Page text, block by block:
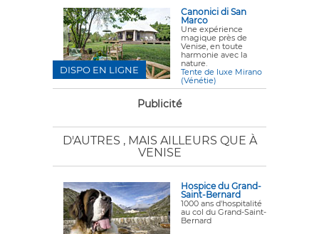
Canonici di San
Marco
Une expérience
magique près de
Venise, en toute
harmonie avec la
nature.
Tente de luxe Mirano
(Vénétie)
DISPO EN LIGNE
Publicité
D'AUTRES , MAIS AILLEURS QUE À
VENISE
Hospice du Grand-
Saint-Bernard
1000 ans d'hospitalité
au col du Grand-Saint-
Bernard